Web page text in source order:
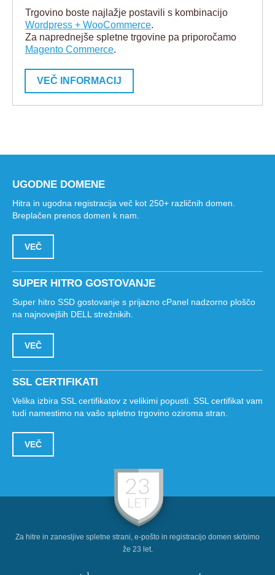
Trgovino boste najlažje postavili s kombinacijo
Wordpress + WooCommerce.
Za naprednejše spletne trgovine pa priporočamo
Magento Commerce.
VEČ INFORMACIJ
UGODNE DOMENE
Hitra in ugodna registracija več kot 250+ različnih domen.
Breplačen prenos domen k nam.
VEČ
SUPER HITRO GOSTOVANJE
Super hitro SSD gostovanje s prijazno cPanel nadzorno ploščo
na najnovejših DELL strežnikih.
VEČ
SSL CERTIFIKATI
Velika izbira SSL certifikatov z velikimi popusti. SSL certifikat vam
tudi namestimo na vašo spletno trgovino oziroma stran.
VEČ
23
LET
Za hitre in zanesljive spletne strani, e-pošto in registracijo domen skrbimo
že 23 let.